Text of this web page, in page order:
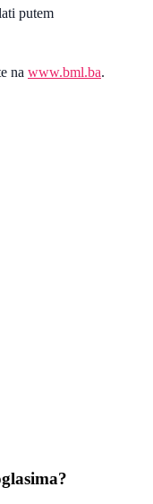
putem
na www.bml.ba.